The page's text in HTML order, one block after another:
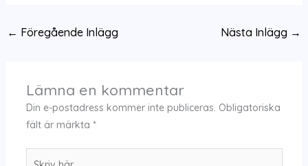
← Föregående Inlägg Nästa Inlägg →
Lämna en kommentar
Din e-postadress kommer inte publiceras. Obligatoriska
fält är märkta *